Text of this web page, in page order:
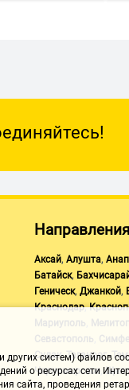
Аксай, Алушта,
Батайск,
Геническ, Джанкой,
Краснодар,
Мариуполь
Севастополь
Судак,Таганрог,
Черноморское ,
других систем) файлов
о ресурсах сети
сайта, проведения